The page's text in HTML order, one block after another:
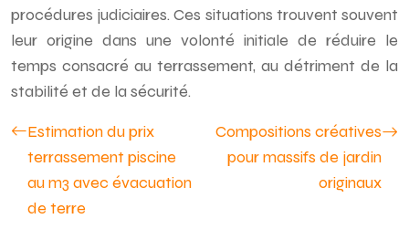
procédures judiciaires. Ces situations trouvent souvent
leur origine dans une volonté initiale de réduire le
temps consacré au terrassement, au détriment de la
stabilité et de la sécurité.
Estimation du prix
terrassement piscine
au m3 avec évacuation
de terre
Compositions créatives
pour massifs de jardin
originaux